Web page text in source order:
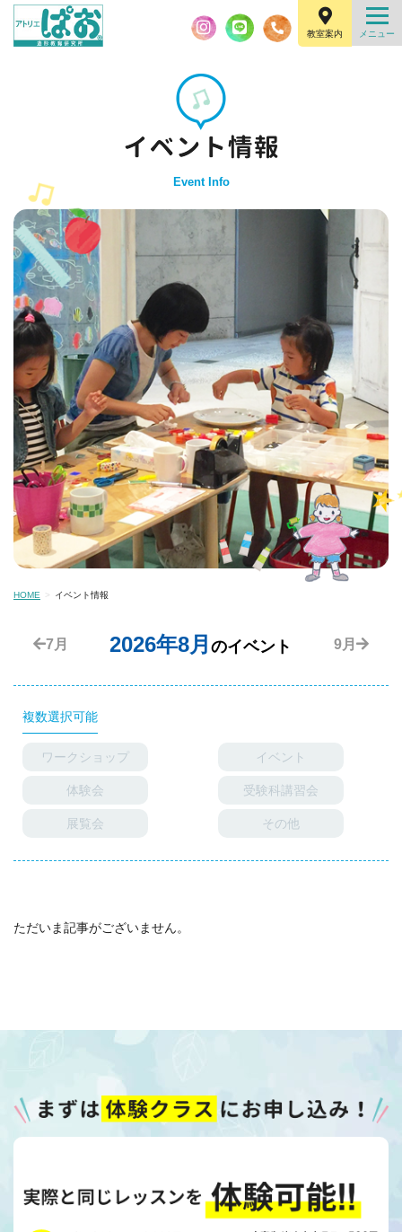
教室案内
Event Info
HOME イベント情報
7月 2026年8月のイベント 9月
複数選択可能
ワークショップ イベント
体験会 受験科講習会
展覧会 その他
ただいま記事がございません。